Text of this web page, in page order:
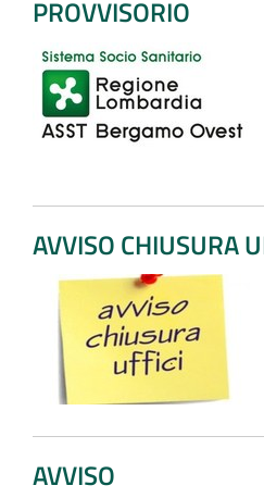
PROVVISORIO
AVVISO CHIUSURA
AVVISO